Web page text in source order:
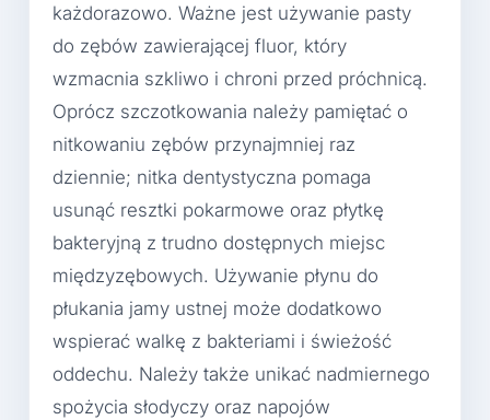
każdorazowo. Ważne jest używanie pasty
do zębów zawierającej fluor, który
wzmacnia szkliwo i chroni przed próchnicą.
Oprócz szczotkowania należy pamiętać o
nitkowaniu zębów przynajmniej raz
dziennie; nitka dentystyczna pomaga
usunąć resztki pokarmowe oraz płytkę
bakteryjną z trudno dostępnych miejsc
międzyzębowych. Używanie płynu do
płukania jamy ustnej może dodatkowo
wspierać walkę z bakteriami i świeżość
oddechu. Należy także unikać nadmiernego
spożycia słodyczy oraz napojów